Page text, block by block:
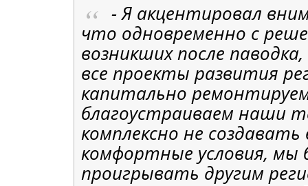
- Я акцентировал
что одновременно с
возникших после
все проекты развития
капитально
благоустраиваем наши
комплексно не
комфортные условия, мы
проигрывать другим